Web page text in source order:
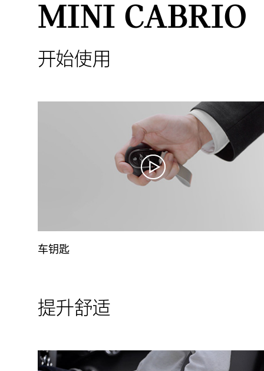
MINI CABRIO
开始使用
车钥匙
提升舒适